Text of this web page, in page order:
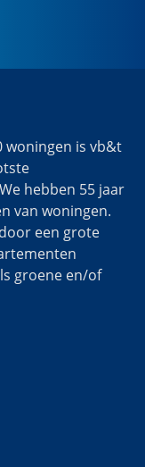
woningen is vb&t
hebben 55 jaar
van woningen.
een grote
groene en/of